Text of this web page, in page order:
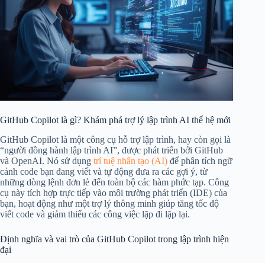
GitHub Copilot là gì? Khám phá trợ lý lập trình AI thế hệ mới
GitHub Copilot là một công cụ hỗ trợ lập trình, hay còn gọi là
“người đồng hành lập trình AI”, được phát triển bởi GitHub
và OpenAI. Nó sử dụng trí tuệ nhân tạo (AI) để phân tích ngữ
cảnh code bạn đang viết và tự động đưa ra các gợi ý, từ
những dòng lệnh đơn lẻ đến toàn bộ các hàm phức tạp. Công
cụ này tích hợp trực tiếp vào môi trường phát triển (IDE) của
bạn, hoạt động như một trợ lý thông minh giúp tăng tốc độ
viết code và giảm thiểu các công việc lặp đi lặp lại.
Định nghĩa và vai trò của GitHub Copilot trong lập trình hiện
đại